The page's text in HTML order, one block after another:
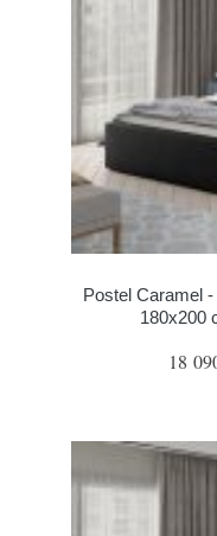
Postel Caramel
180x200
18